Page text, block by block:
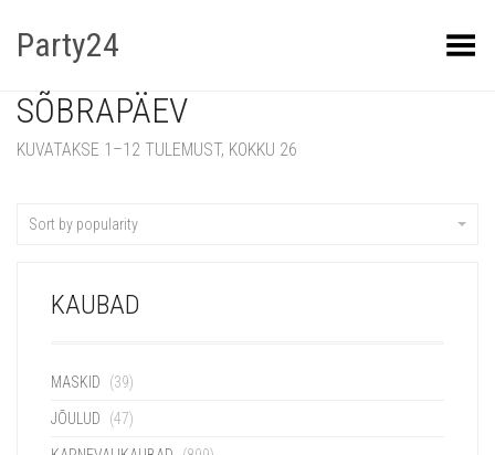
Party24 Kuva menüü
SÕBRAPÄEV
KUVATAKSE 1–12 TULEMUST, KOKKU 26
Sort by popularity
KAUBAD
MASKID (39)
JÕULUD (47)